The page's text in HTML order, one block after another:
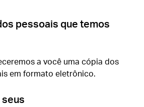
pessoais que temos
a você uma cópia dos
em formato eletrônico.